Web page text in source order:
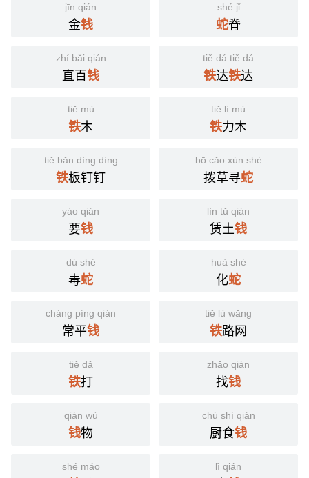
jīn qián
金钱
shé jǐ
蛇脊
zhí bǎi qián
直百钱
tiě dá tiě dá
铁达铁达
tiě mù
铁木
tiě lì mù
铁力木
tiě bǎn dìng dìng
铁板钉钉
bō cǎo xún shé
拨草寻蛇
yào qián
要钱
lìn tǔ qián
赁土钱
dú shé
毒蛇
huà shé
化蛇
cháng píng qián
常平钱
tiě lù wǎng
铁路网
tiě dǎ
铁打
zhǎo qián
找钱
qián wù
钱物
chú shí qián
厨食钱
shé máo lì qián